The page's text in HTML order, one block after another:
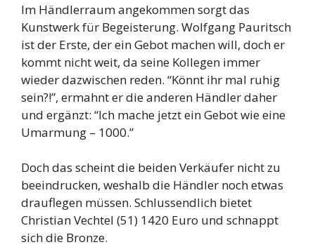
Im Händlerraum angekommen sorgt das
Kunstwerk für Begeisterung. Wolfgang Pauritsch
ist der Erste, der ein Gebot machen will, doch er
kommt nicht weit, da seine Kollegen immer
wieder dazwischen reden. “Könnt ihr mal ruhig
sein?!”, ermahnt er die anderen Händler daher
und ergänzt: “Ich mache jetzt ein Gebot wie eine
Umarmung – 1000.”
Doch das scheint die beiden Verkäufer nicht zu
beeindrucken, weshalb die Händler noch etwas
drauflegen müssen. Schlussendlich bietet
Christian Vechtel (51) 1420 Euro und schnappt
sich die Bronze.